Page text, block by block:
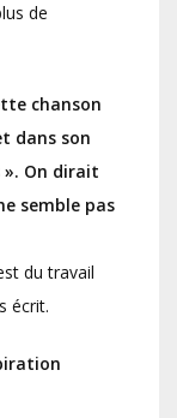
de
chanson
dans son
». On dirait
semble pas
du travail
écrit.